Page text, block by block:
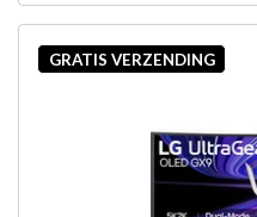
GRATIS VERZENDING